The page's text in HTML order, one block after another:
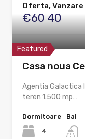
Oferta, Vanzare
€60 40
Featured
Casa noua
Agentia Galactica
teren 1.500 mp…
Dormitoare
4
Bai